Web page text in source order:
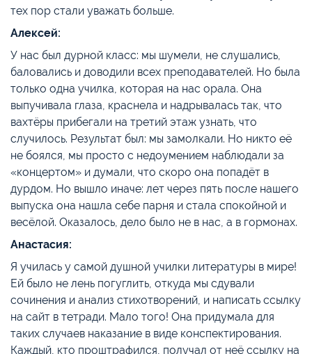
тех пор стали уважать больше.
Алексей:
У нас был дурной класс: мы шумели, не слушались,
баловались и доводили всех преподавателей. Но была
только одна училка, которая на нас орала. Она
выпучивала глаза, краснела и надрывалась так, что
вахтёры прибегали на третий этаж узнать, что
случилось. Результат был: мы замолкали. Но никто её
не боялся, мы просто с недоумением наблюдали за
«концертом» и думали, что скоро она попадёт в
дурдом. Но вышло иначе: лет через пять после нашего
выпуска она нашла себе парня и стала спокойной и
весёлой. Оказалось, дело было не в нас, а в гормонах.
Анастасия:
Я училась у самой душной училки литературы в мире!
Ей было не лень погуглить, откуда мы сдували
сочинения и анализ стихотворений, и написать ссылку
на сайт в тетради. Мало того! Она придумала для
таких случаев наказание в виде конспектирования.
Каждый, кто проштрафился, получал от неё ссылку на